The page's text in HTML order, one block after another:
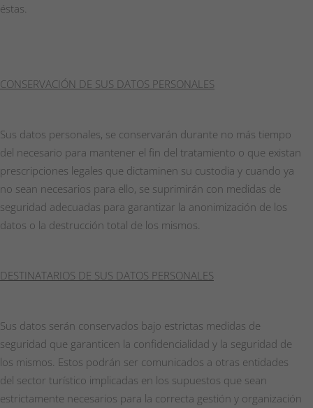
éstas.
CONSERVACIÓN DE SUS DATOS PERSONALES
Sus datos personales, se conservarán durante no más tiempo
del necesario para mantener el fin del tratamiento o que existan
prescripciones legales que dictaminen su custodia y cuando ya
no sean necesarios para ello, se suprimirán con medidas de
seguridad adecuadas para garantizar la anonimización de los
datos o la destrucción total de los mismos.
DESTINATARIOS DE SUS DATOS PERSONALES
Sus datos serán conservados bajo estrictas medidas de
seguridad que garanticen la confidencialidad y la seguridad de
los mismos. Estos podrán ser comunicados a otras entidades
del sector turístico implicadas en los supuestos que sean
estrictamente necesarios para la correcta gestión y organización